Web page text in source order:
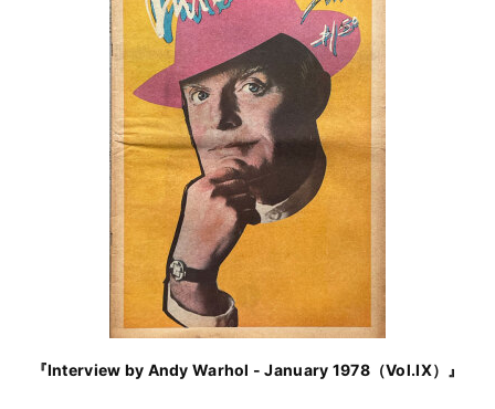
『Interview by Andy Warhol - January 1978（Vol.IX）』